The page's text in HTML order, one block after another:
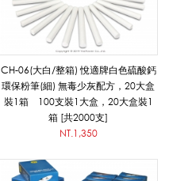
CH-06(大白/整箱) 悅適牌白色硫酸鈣
環保粉筆(細) 無毒少灰配方，20大盒
裝1箱 100支裝1大盒，20大盒裝1
箱 [共2000支]
NT.1,350